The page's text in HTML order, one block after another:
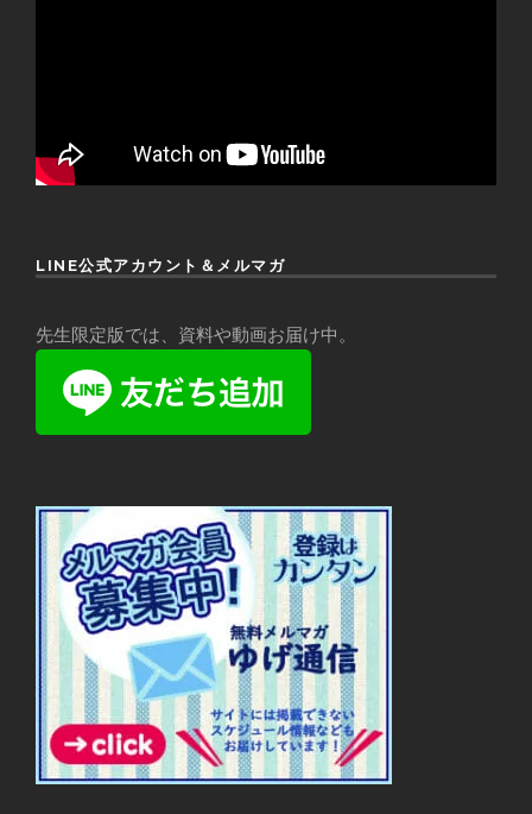
LINE公式アカウント＆メルマガ
先生限定版では、資料や動画お届け中。